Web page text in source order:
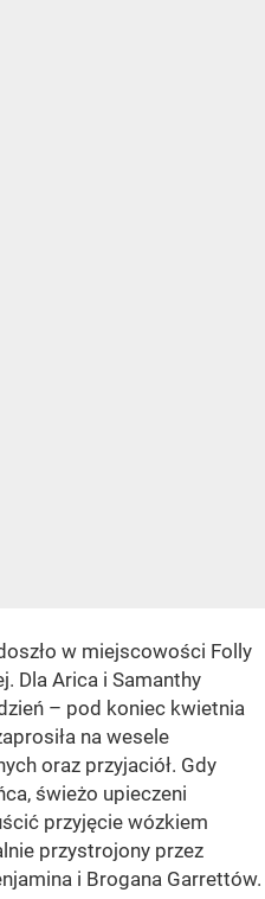
w miejscowości Folly
Dla Arica i Samanthy
– pod koniec kwietnia
na wesele
oraz przyjaciół. Gdy
świeżo upieczeni
przyjęcie wózkiem
przystrojony przez
i Brogana Garrettów.